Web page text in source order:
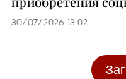
30/07/2026 13:02